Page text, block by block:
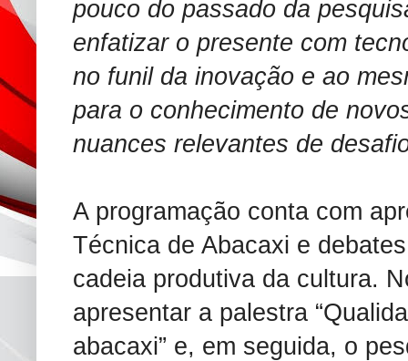
pouco do passado da
enfatizar o presente com
no funil da inovação e ao
para o conhecimento de
nuances relevantes de
A programação conta com
Técnica de Abacaxi e
cadeia produtiva da cultura.
apresentar a palestra
abacaxi” e, em seguida, o